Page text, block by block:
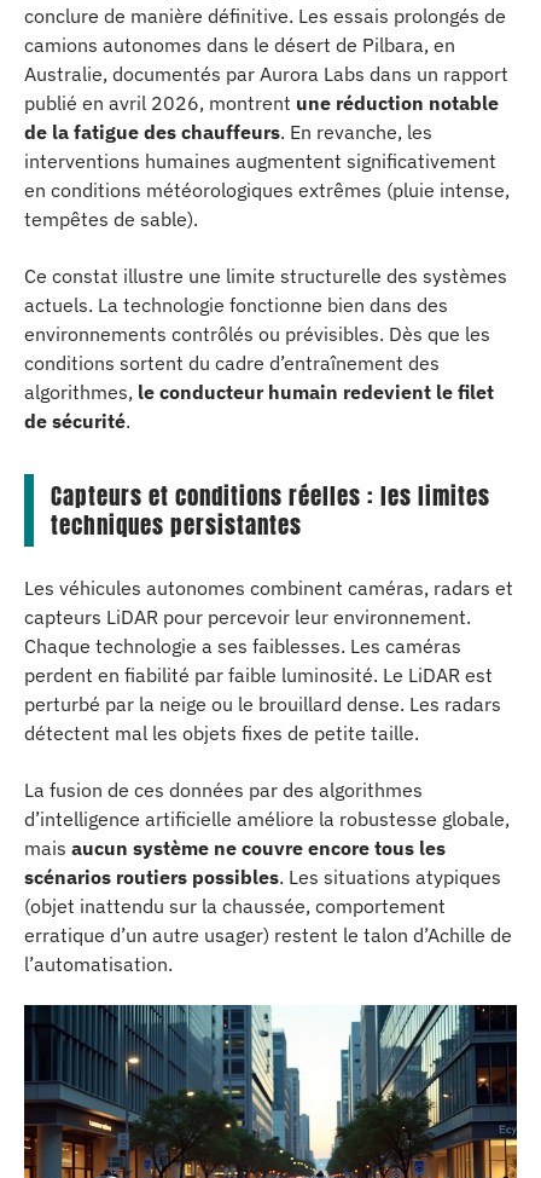
conclure de manière définitive. Les essais prolongés de
camions autonomes dans le désert de Pilbara, en
Australie, documentés par Aurora Labs dans un rapport
publié en avril 2026, montrent une réduction notable
de la fatigue des chauffeurs. En revanche, les
interventions humaines augmentent significativement
en conditions météorologiques extrêmes (pluie intense,
tempêtes de sable).
Ce constat illustre une limite structurelle des systèmes
actuels. La technologie fonctionne bien dans des
environnements contrôlés ou prévisibles. Dès que les
conditions sortent du cadre d’entraînement des
algorithmes, le conducteur humain redevient le filet
de sécurité.
Capteurs et conditions réelles : les limites
techniques persistantes
Les véhicules autonomes combinent caméras, radars et
capteurs LiDAR pour percevoir leur environnement.
Chaque technologie a ses faiblesses. Les caméras
perdent en fiabilité par faible luminosité. Le LiDAR est
perturbé par la neige ou le brouillard dense. Les radars
détectent mal les objets fixes de petite taille.
La fusion de ces données par des algorithmes
d’intelligence artificielle améliore la robustesse globale,
mais aucun système ne couvre encore tous les
scénarios routiers possibles. Les situations atypiques
(objet inattendu sur la chaussée, comportement
erratique d’un autre usager) restent le talon d’Achille de
l’automatisation.